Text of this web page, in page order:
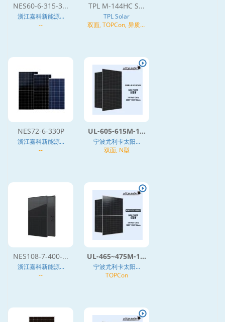
NES60-6-315-3...
浙江嘉科新能源...
--
TPL M-144HC S...
TPL Solar
双面, TOPCon, 异质结
NES72-6-330P
浙江嘉科新能源...
--
UL-605-615M-1...
宁波尤利卡太阳...
双面, N型
NES108-7-400-...
浙江嘉科新能源...
--
UL-465~475M-1...
宁波尤利卡太阳...
TOPCon